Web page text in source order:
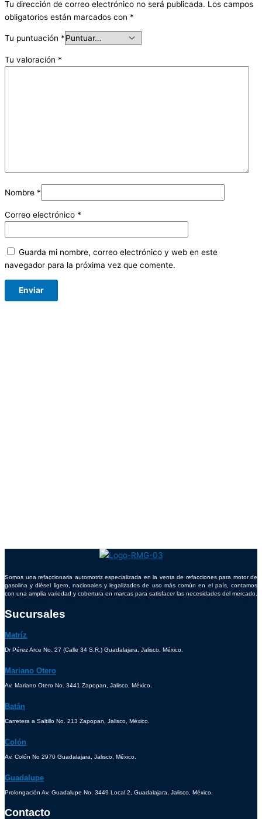
Tu dirección de correo electrónico no será publicada. Los campos
obligatorios están marcados con *
Tu puntuación *
Tu valoración *
Nombre *
Correo electrónico *
Guarda mi nombre, correo electrónico y web en este
navegador para la próxima vez que comente.
Somos una refaccionaria automotriz especializada en la venta de refacciones para motor de
gasolina y diésel ligero, nacionales y legalizados de uso más común en el país, contamos
con una amplia variedad y cobertura en marcas para satisfacer las necesidades del mercado.
Sucursales
Matríz
Dr Pérez Arce No. 27 (Calle 34 S.R.) Guadalajara, Jalisco, México.
Mariano Otero
Av. Mariano Otero No. 3441 Zapopan, Jalisco, México.
Batán
Carretera a Saltillo No. 213 Zapopan, Jalisco, México.
Colón
Av. Colón No 2970 Guadalajara, Jalisco, México.
Guadalupe
Prolongación Av. Guadalupe No. 3449 Local 2, Guadalajara, Jalisco, México.
Contacto